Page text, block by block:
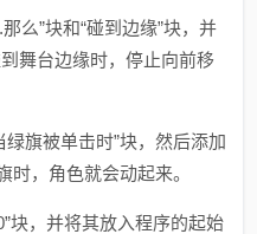
么”块和“碰到边缘”块，并
舞台边缘时，停止向前移
旗被单击时”块，然后添加
时，角色就会动起来。
块，并将其放入程序的起始